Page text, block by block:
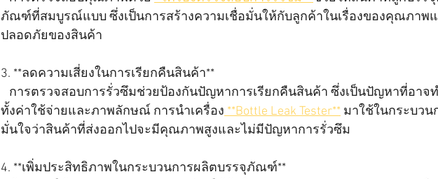
ภัณฑ์ที่สมบูรณ์แบบ ซึ่งเป็นการสร้างความเชื่อมั่นให้กับลูกค้าในเรื่องของคุณภาพ
ปลอดภัยของสินค้า
3. **ลดความเสี่ยงในการเรียกคืนสินค้า**
ทั้งค่าใช้จ่ายและภาพลักษณ์ การนำเครื่อง **Bottle Leak Tester** มาใช้ในกระบวน
มั่นใจว่าสินค้าที่ส่งออกไปจะมีคุณภาพสูงและไม่มีปัญหาการรั่วซึม
4. **เพิ่มประสิทธิภาพในกระบวนการผลิตบรรจุภัณฑ์**